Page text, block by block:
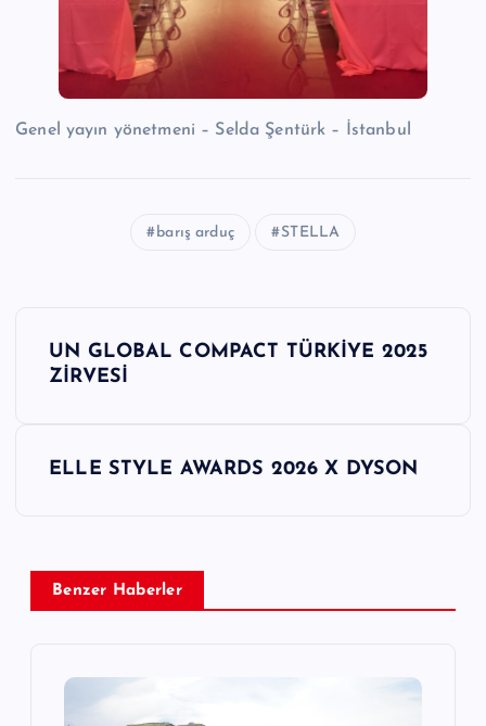
Genel yayın yönetmeni – Selda Şentürk – İstanbul
barış arduç STELLA
UN GLOBAL COMPACT TÜRKİYE 2025
ZİRVESİ
ELLE STYLE AWARDS 2026 X DYSON
Benzer Haberler